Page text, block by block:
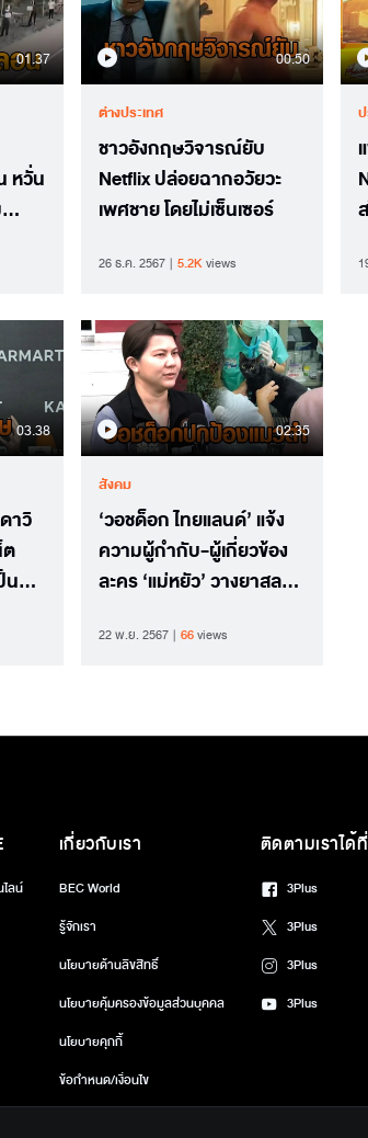
01.37
หวั่น
00.50
ต่างประเทศ
ชาวอังกฤษวิจารณ์ยับ
Netflix ปล่อยฉากอวัยวะ
เพศชาย โดยไม่เซ็นเซอร์
26 ธ.ค. 2567 5.2Kviews
03.38
าวิ
น
02.35
สังคม
‘วอชด็อก ไทยแลนด์’ แจ้ง
ความผู้กำกับ-ผู้เกี่ยวข้อง
ละคร ‘แม่หยัว’ วางยาสลบ
22 พ.ย. 2567 66views
ลน์
เกี่ยวกับเรา
BEC World
รู้จักเรา
นโยบายด้านลิขสิทธิ์
นโยบายคุ้มครองข้อมูลส่วนบุคคล
นโยบายคุกกี้
ข้อกำหนด/เงื่อนไข
ติดตามเราได้ที่
3Plus
3Plus
3Plus
3Plus